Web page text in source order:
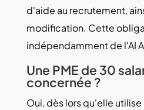
d'aide au recrutement,
modification. Cette
indépendamment de l'AI
Une PME de 30
concernée ?
Oui, dès lors qu'elle